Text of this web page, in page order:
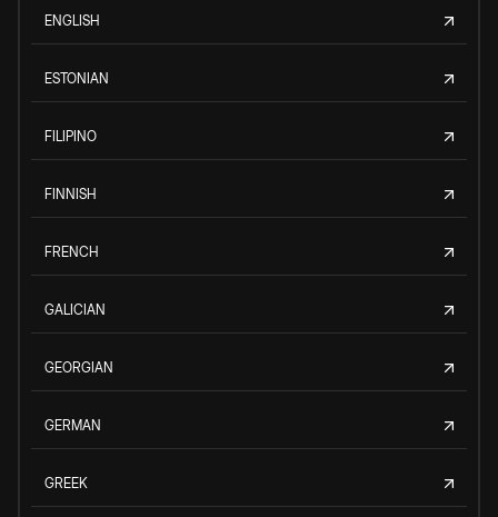
ENGLISH
ESTONIAN
FILIPINO
FINNISH
FRENCH
GALICIAN
GEORGIAN
GERMAN
GREEK